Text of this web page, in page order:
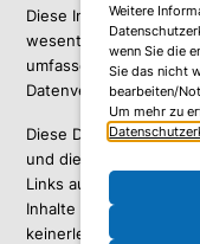
Diese Informationen
wesentliches Element
umfassendes Bild
Datenverarbeitung
Diese
und die Website
Links auf Websites
Inhalte haben wir
keinerlei
Weitere
wenn Sie die
Sie das nicht
bearbeiten/
Um mehr zu